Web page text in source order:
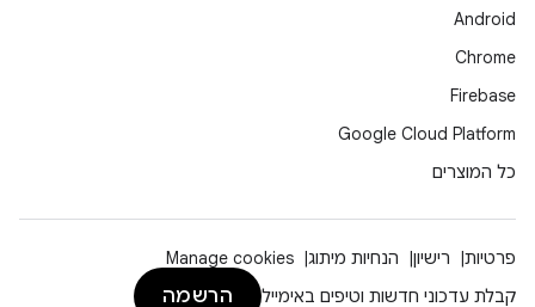
Android
Chrome
Firebase
Google Cloud Platform
כל המוצרים
פרטיות רישיון הנחיות מיתוג
Manage cookies
קבלת עדכוני חדשות וטיפים באימייל
הרשמה